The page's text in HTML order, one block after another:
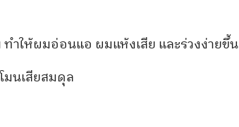
ำให้ผมอ่อนแอ ผมแห้งเสีย และร่วงง่ายขึ้น